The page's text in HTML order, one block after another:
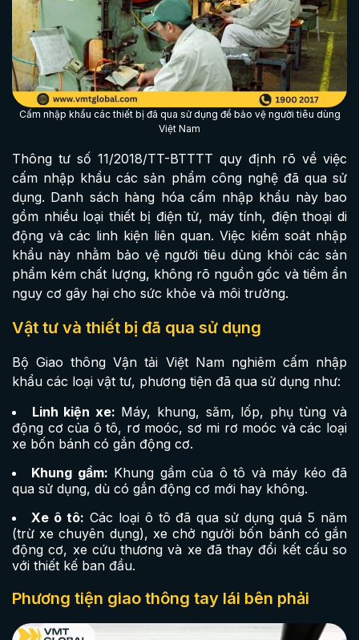
Cấm nhập khẩu các thiết bị đã qua sử dụng để bảo vệ người tiêu dùng
Việt Nam
Thông tư số 11/2018/TT-BTTTT quy định rõ về việc
cấm nhập khẩu các sản phẩm công nghệ đã qua sử
dụng. Danh sách hàng hóa cấm nhập khẩu này bao
gồm nhiều loại thiết bị điện tử, máy tính, điện thoại di
động và các linh kiện liên quan. Việc kiểm soát nhập
khẩu này nhằm bảo vệ người tiêu dùng khỏi các sản
phẩm kém chất lượng, không rõ nguồn gốc và tiềm ẩn
nguy cơ gây hại cho sức khỏe và môi trường.
Vật tư và thiết bị đã qua sử dụng
Bộ Giao thông Vận tải Việt Nam nghiêm cấm nhập
khẩu các loại vật tư, phương tiện đã qua sử dụng như:
Linh kiện xe: Máy, khung, săm, lốp, phụ tùng và
động cơ của ô tô, rơ moóc, sơ mi rơ moóc và các loại
xe bốn bánh có gắn động cơ.
Khung gầm: Khung gầm của ô tô và máy kéo đã
qua sử dụng, dù có gắn động cơ mới hay không.
Xe ô tô: Các loại ô tô đã qua sử dụng quá 5 năm
(trừ xe chuyên dụng), xe chở người bốn bánh có gắn
động cơ, xe cứu thương và xe đã thay đổi kết cấu so
với thiết kế ban đầu.
Phương tiện giao thông tay lái bên phải